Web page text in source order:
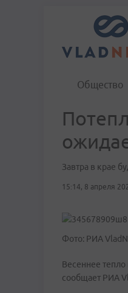
Общество
Завтра в крае
15:14, 8 апреля
Фото: РИА
Весеннее
сообщает РИА